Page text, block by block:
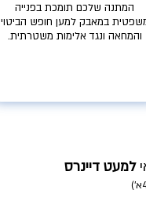
המתנה שלכם תומכת בפנייה
במאבק למען חופש הביטוי
והמחאה ונגד אלימות משטרתית.
למעט דיינרס